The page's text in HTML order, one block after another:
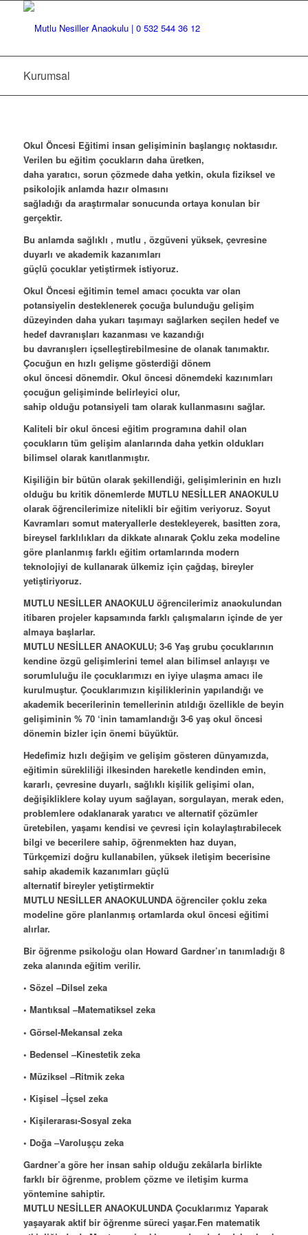
Kurumsal
Okul Öncesi Eğitimi insan gelişiminin başlangıç noktasıdır.
Verilen bu eğitim çocukların daha üretken,
daha yaratıcı, sorun çözmede daha yetkin, okula fiziksel ve
psikolojik anlamda hazır olmasını
sağladığı da araştırmalar sonucunda ortaya konulan bir
gerçektir.
Bu anlamda sağlıklı , mutlu , özgüveni yüksek, çevresine
duyarlı ve akademik kazanımları
güçlü çocuklar yetiştirmek istiyoruz.
Okul Öncesi eğitimin temel amacı çocukta var olan
potansiyelin desteklenerek çocuğa bulunduğu gelişim
düzeyinden daha yukarı taşımayı sağlarken seçilen hedef ve
hedef davranışları kazanması ve kazandığı
bu davranışlerı içselleştirebilmesine de olanak tanımaktır.
Çocuğun en hızlı gelişme gösterdiği dönem
okul öncesi dönemdir. Okul öncesi dönemdeki kazınımları
çocuğun gelişiminde belirleyici olur,
sahip olduğu potansiyeli tam olarak kullanmasını sağlar.
Kaliteli bir okul öncesi eğitim programına dahil olan
çocukların tüm gelişim alanlarında daha yetkin oldukları
bilimsel olarak kanıtlanmıştır.
Kişiliğin bir bütün olarak şekillendiği, gelişimlerinin en hızlı
olduğu bu kritik dönemlerde MUTLU NESİLLER ANAOKULU
olarak öğrencilerimize nitelikli bir eğitim veriyoruz. Soyut
Kavramları somut materyallerle destekleyerek, basitten zora,
bireysel farklılıkları da dikkate alınarak Çoklu zeka modeline
göre planlanmış farklı eğitim ortamlarında modern
teknolojiyi de kullanarak ülkemiz için çağdaş, bireyler
yetiştiriyoruz.
MUTLU NESİLLER ANAOKULU öğrencilerimiz anaokulundan
itibaren projeler kapsamında farklı çalışmaların içinde de yer
almaya başlarlar.
MUTLU NESİLLER ANAOKULU; 3-6 Yaş grubu çocuklarının
kendine özgü gelişimlerini temel alan bilimsel anlayışı ve
sorumluluğu ile çocuklarımızı en iyiye ulaşma amacı ile
kurulmuştur. Çocuklarımızın kişiliklerinin yapılandığı ve
akademik becerilerinin temellerinin atıldığı özellikle de beyin
gelişiminin % 70 ‘inin tamamlandığı 3-6 yaş okul öncesi
dönemin bizler için önemi büyüktür.
Hedefimiz hızlı değişim ve gelişim gösteren dünyamızda,
eğitimin sürekliliği ilkesinden hareketle kendinden emin,
kararlı, çevresine duyarlı, sağlıklı kişilik gelişimi olan,
değişikliklere kolay uyum sağlayan, sorgulayan, merak eden,
problemlere odaklanarak yaratıcı ve alternatif çözümler
üretebilen, yaşamı kendisi ve çevresi için kolaylaştırabilecek
bilgi ve becerilere sahip, öğrenmekten haz duyan,
Türkçemizi doğru kullanabilen, yüksek iletişim becerisine
sahip akademik kazanımları güçlü
alternatif bireyler yetiştirmektir
MUTLU NESİLLER ANAOKULUNDA öğrenciler çoklu zeka
modeline göre planlanmış ortamlarda okul öncesi eğitimi
alırlar.
Bir öğrenme psikoloğu olan Howard Gardner’ın tanımladığı 8
zeka alanında eğitim verilir.
• Sözel –Dilsel zeka
• Mantıksal –Matematiksel zeka
• Görsel-Mekansal zeka
• Bedensel –Kinestetik zeka
• Müziksel –Ritmik zeka
• Kişisel –İçsel zeka
• Kişilerarası-Sosyal zeka
• Doğa –Varoluşçu zeka
Gardner’a göre her insan sahip olduğu zekâlarla birlikte
farklı bir öğrenme, problem çözme ve iletişim kurma
yöntemine sahiptir.
MUTLU NESİLLER ANAOKULUNDA Çocuklarımız Yaparak
yaşayarak aktif bir öğrenme süreci yaşar.Fen matematik